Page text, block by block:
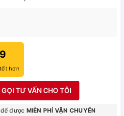
hơn
GỌI TƯ VẤN CHO TÔI
được MIỄN PHÍ VẬN CHUYỂN